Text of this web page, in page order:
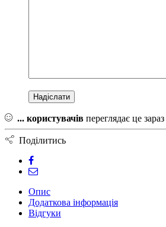
... користувачів переглядає це зараз
Поділитись
Опис
Додаткова інформація
Відгуки